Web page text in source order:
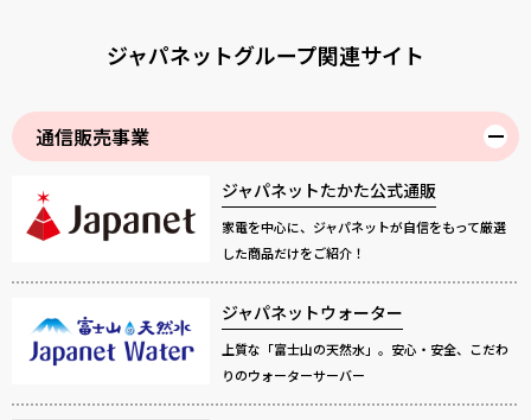
ジャパネットグループ関連サイト
通信販売事業
ジャパネットたかた公式通販
家電を中心に、ジャパネットが自信をもって厳選
した商品だけをご紹介！
ジャパネットウォーター
上質な「富士山の天然水」。安心・安全、こだわ
りのウォーターサーバー